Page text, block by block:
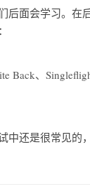
后面会学习。在
Back、
还是很常见的